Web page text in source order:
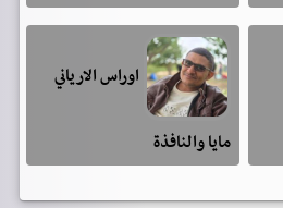
اوراس الارياني
مايا والنافذة